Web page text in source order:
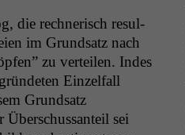
die rech­ner­isch resul­
im Grund­satz nach
zu verteilen. Indes
Einzelfall
Grund­satz
sei